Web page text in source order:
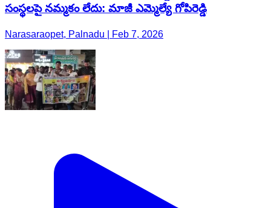
సంస్థలపై నమ్మకం లేదు: మాజీ ఎమ్మెల్యే గోపిరెడ్డి
Narasaraopet, Palnadu | Feb 7, 2026